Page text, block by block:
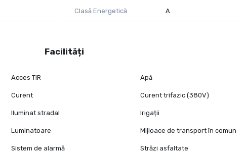
Clasă Energetică A
Facilități
Acces TIR Apă
Curent Curent trifazic (380V)
Iluminat stradal Irigații
Luminatoare Mijloace de transport în comun
Sistem de alarmă Străzi asfaltate